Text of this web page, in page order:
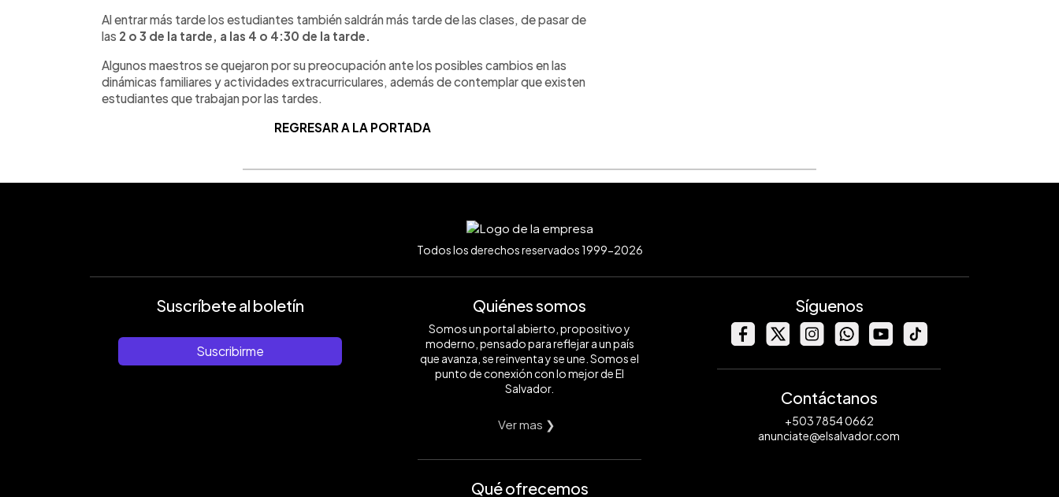
Al entrar más tarde los estudiantes también saldrán más tarde de las clases, de pasar de
las 2 o 3 de la tarde, a las 4 o 4:30 de la tarde.
Algunos maestros se quejaron por su preocupación ante los posibles cambios en las
dinámicas familiares y actividades extracurriculares, además de contemplar que existen
estudiantes que trabajan por las tardes.
REGRESAR A LA PORTADA
Todos los derechos reservados 1999-2026
Suscríbete al boletín
Suscribirme
Quiénes somos
Somos un portal abierto, propositivo y
moderno, pensado para reflejar a un país
que avanza, se reinventa y se une. Somos el
punto de conexión con lo mejor de El
Salvador.
Ver mas ❯
Qué ofrecemos
Síguenos
Contáctanos
+503 7854 0662
anunciate@elsalvador.com